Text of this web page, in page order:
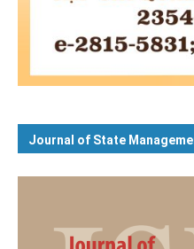
Journal of State